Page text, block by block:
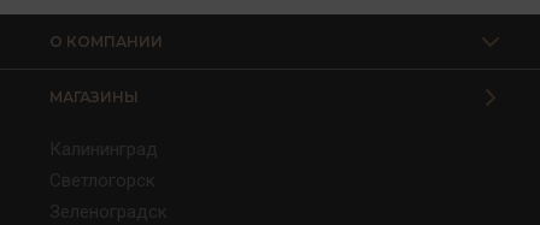
О КОМПАНИИ
МАГАЗИНЫ
Калининград
Светлогорск
Зеленоградск